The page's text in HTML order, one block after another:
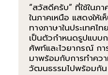
“สวัสดีครับ” ที่ใช้ในภ
ในภาคเหนือ แสดงให้
ทางภาษาในประเทศ
เป็นตัวกำหนดรูปแบบ
ศัพท์และไวยากรณ์ กา
มาพร้อมกับการทำควา
วัฒนธรรมไปพร้อมกัน